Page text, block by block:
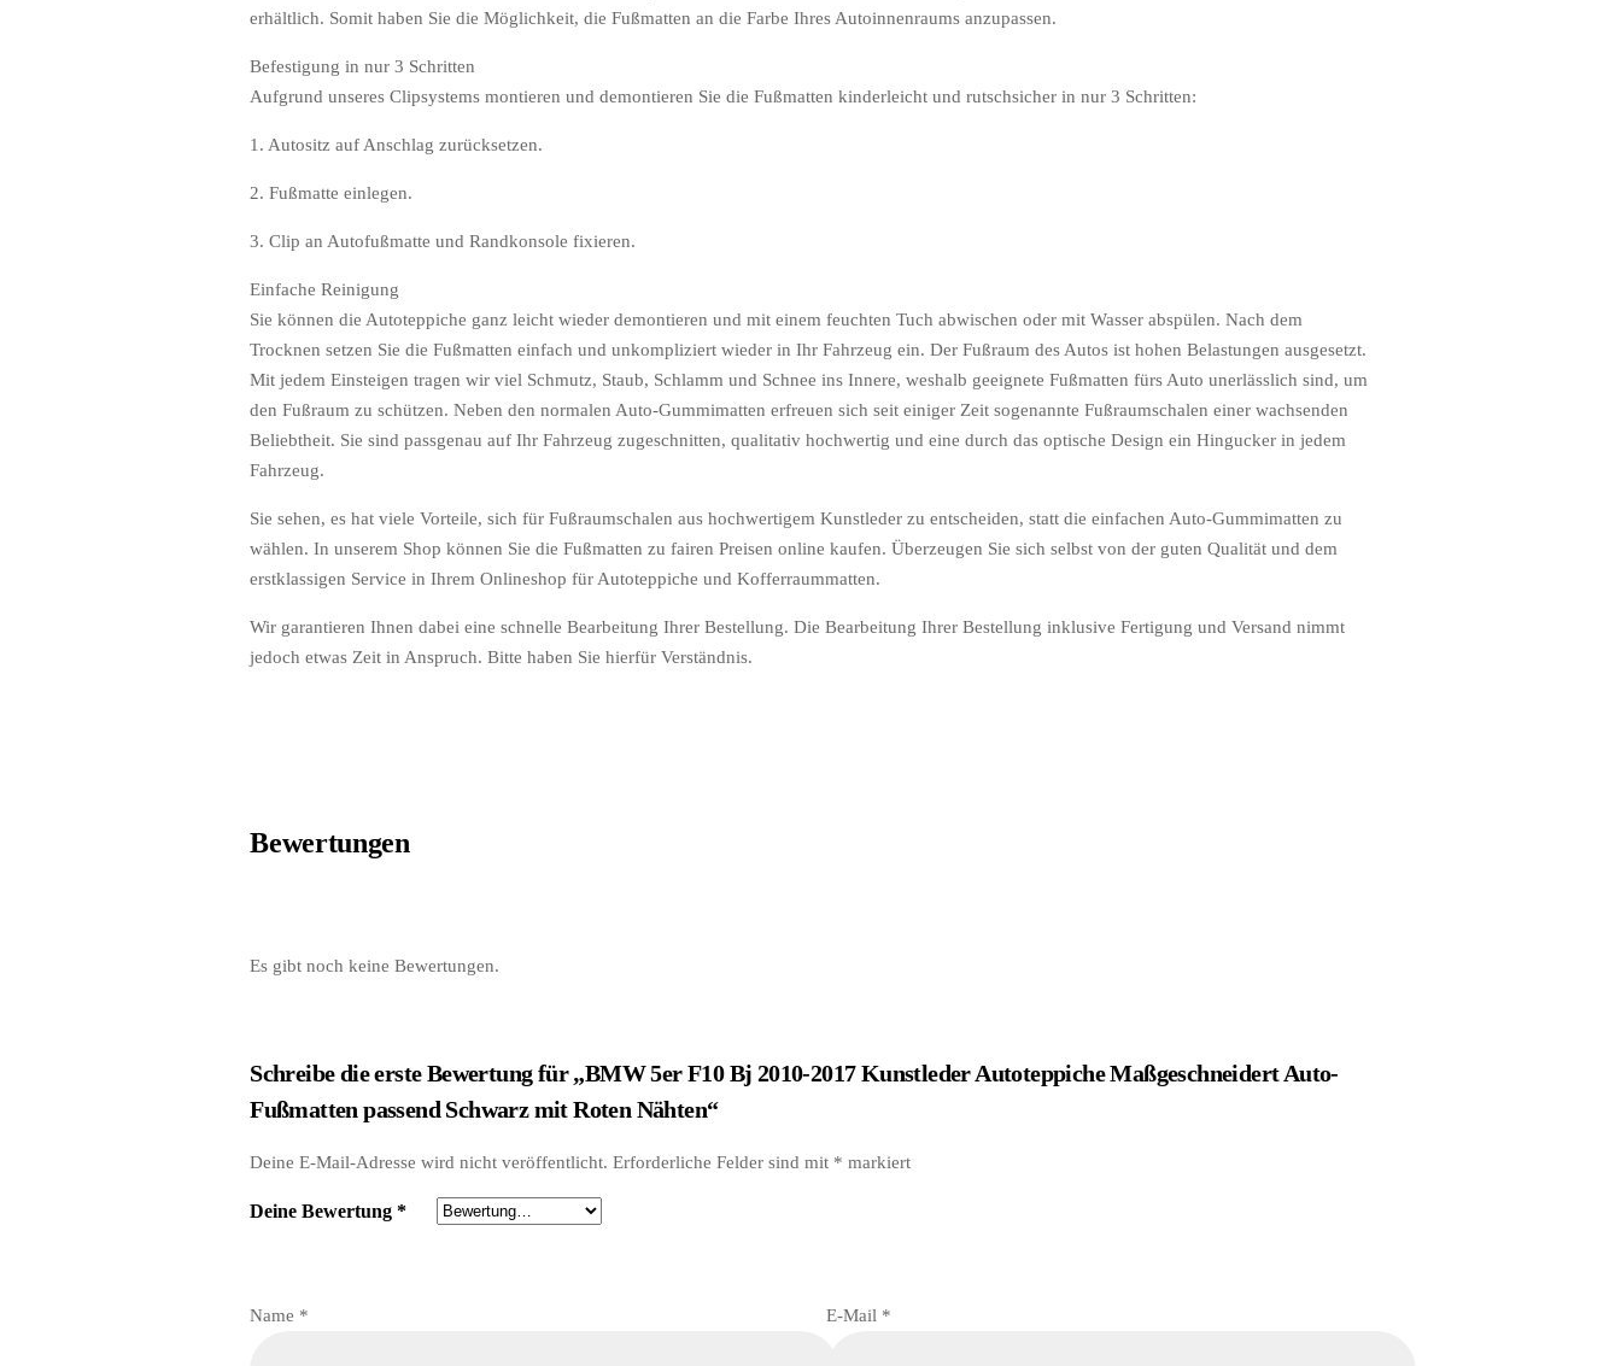
erhältlich. Somit haben Sie die Möglichkeit, die Fußmatten an die Farbe Ihres Autoinnenraums anzupassen.
Befestigung in nur 3 Schritten
Aufgrund unseres Clipsystems montieren und demontieren Sie die Fußmatten kinderleicht und rutschsicher in nur 3 Schritten:
1. Autositz auf Anschlag zurücksetzen.
2. Fußmatte einlegen.
3. Clip an Autofußmatte und Randkonsole fixieren.
Einfache Reinigung
Sie können die Autoteppiche ganz leicht wieder demontieren und mit einem feuchten Tuch abwischen oder mit Wasser abspülen. Nach dem
Trocknen setzen Sie die Fußmatten einfach und unkompliziert wieder in Ihr Fahrzeug ein. Der Fußraum des Autos ist hohen Belastungen ausgesetzt.
Mit jedem Einsteigen tragen wir viel Schmutz, Staub, Schlamm und Schnee ins Innere, weshalb geeignete Fußmatten fürs Auto unerlässlich sind, um
den Fußraum zu schützen. Neben den normalen Auto-Gummimatten erfreuen sich seit einiger Zeit sogenannte Fußraumschalen einer wachsenden
Beliebtheit. Sie sind passgenau auf Ihr Fahrzeug zugeschnitten, qualitativ hochwertig und eine durch das optische Design ein Hingucker in jedem
Fahrzeug.
Sie sehen, es hat viele Vorteile, sich für Fußraumschalen aus hochwertigem Kunstleder zu entscheiden, statt die einfachen Auto-Gummimatten zu
wählen. In unserem Shop können Sie die Fußmatten zu fairen Preisen online kaufen. Überzeugen Sie sich selbst von der guten Qualität und dem
erstklassigen Service in Ihrem Onlineshop für Autoteppiche und Kofferraummatten.
Wir garantieren Ihnen dabei eine schnelle Bearbeitung Ihrer Bestellung. Die Bearbeitung Ihrer Bestellung inklusive Fertigung und Versand nimmt
jedoch etwas Zeit in Anspruch. Bitte haben Sie hierfür Verständnis.
Bewertungen
Es gibt noch keine Bewertungen.
Schreibe die erste Bewertung für „BMW 5er F10 Bj 2010-2017 Kunstleder Autoteppiche Maßgeschneidert Auto-
Fußmatten passend Schwarz mit Roten Nähten“
Deine E-Mail-Adresse wird nicht veröffentlicht. Erforderliche Felder sind mit * markiert
Name * E-Mail *
Deine Bewertung*